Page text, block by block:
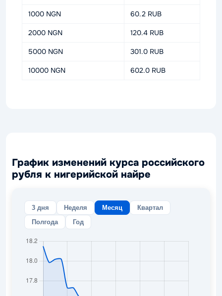
1000 NGN 60.2 RUB
2000 NGN 120.4 RUB
5000 NGN 301.0 RUB
10000 NGN 602.0 RUB
График изменений курса российского
рубля к нигерийской найре
3 дня Неделя Месяц
Квартал
Полгода
Год